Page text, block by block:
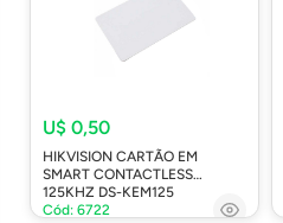
U$ 0,50
HIKVISION CARTÃO EM
SMART CONTACTLESS
125KHZ DS-KEM125
Cód: 6722